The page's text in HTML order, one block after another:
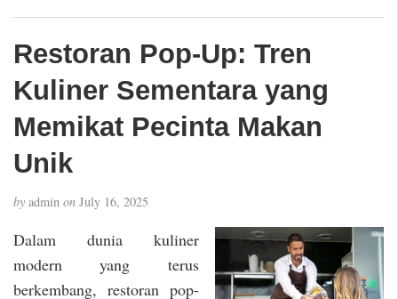
Restoran Pop-Up: Tren
Kuliner Sementara yang
Memikat Pecinta Makan
Unik
by admin on July 16, 2025
Dalam dunia kuliner
modern yang terus
berkembang, restoran pop-